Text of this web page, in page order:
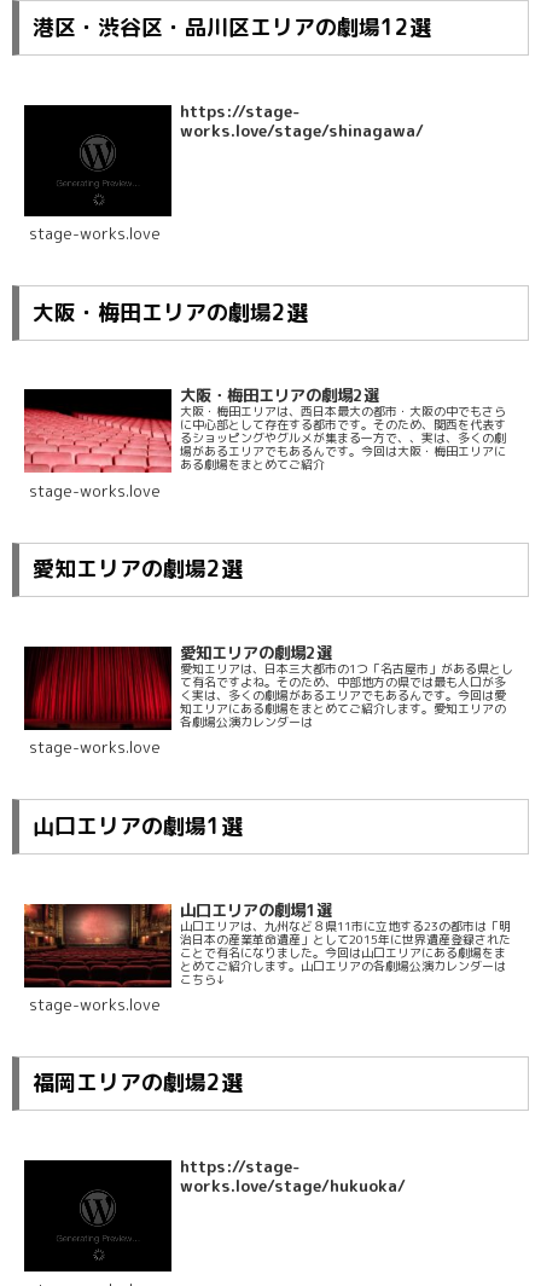
港区・渋谷区・品川区エリアの劇場12選
https://stage-
works.love/stage/shinagawa/
stage-works.love
大阪・梅田エリアの劇場2選
大阪・梅田エリアの劇場2選
大阪・梅田エリアは、西日本最大の都市・大阪の中でもさら
に中心部として存在する都市です。そのため、関西を代表す
るショッピングやグルメが集まる一方で、、実は、多くの劇
場があるエリアでもあるんです。今回は大阪・梅田エリアに
ある劇場をまとめてご紹介
stage-works.love
愛知エリアの劇場2選
愛知エリアの劇場2選
愛知エリアは、日本三大都市の1つ「名古屋市」がある県とし
て有名ですよね。そのため、中部地方の県では最も人口が多
く実は、多くの劇場があるエリアでもあるんです。今回は愛
知エリアにある劇場をまとめてご紹介します。愛知エリアの
各劇場公演カレンダーは
stage-works.love
山口エリアの劇場1選
山口エリアの劇場1選
山口エリアは、九州など８県11市に立地する23の都市は「明
治日本の産業革命遺産」として2015年に世界遺産登録された
ことで有名になりました。今回は山口エリアにある劇場をま
とめてご紹介します。山口エリアの各劇場公演カレンダーは
こちら↓
stage-works.love
福岡エリアの劇場2選
https://stage-
works.love/stage/hukuoka/